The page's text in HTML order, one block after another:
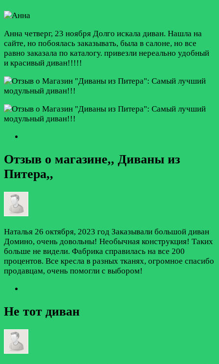
Анна четверг, 23 ноября Долго искала диван. Нашла на
сайте, но побоялась заказывать, была в салоне, но все
равно заказала по каталогу. привезли нереально удобный
и красивый диван!!!!!
Отзыв о магазине,, Диваны из
Питера,,
Наталья 26 октября, 2023 год Заказывали большой диван
Домино, очень довольны! Необычная конструкция! Таких
больше не видели. Фабрика справилась на все 200
процентов. Все кресла в разных тканях, огромное спасибо
продавцам, очень помогли с выбором!
Не тот диван